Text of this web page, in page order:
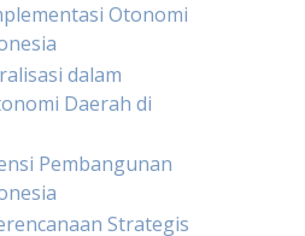
Otonomi
dalam
Daerah di
Pembangunan
Strategis